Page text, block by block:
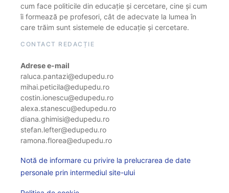
cum face politicile din educație și cercetare, cine și cum
îi formează pe profesori, cât de adecvate la lumea în
care trăim sunt sistemele de educație și cercetare.
CONTACT REDACȚIE
Adrese e-mail
raluca.pantazi@edupedu.ro
mihai.peticila@edupedu.ro
costin.ionescu@edupedu.ro
alexa.stanescu@edupedu.ro
diana.ghimisi@edupedu.ro
stefan.lefter@edupedu.ro
ramona.florea@edupedu.ro
Notă de informare cu privire la prelucrarea de date
personale prin intermediul site-ului